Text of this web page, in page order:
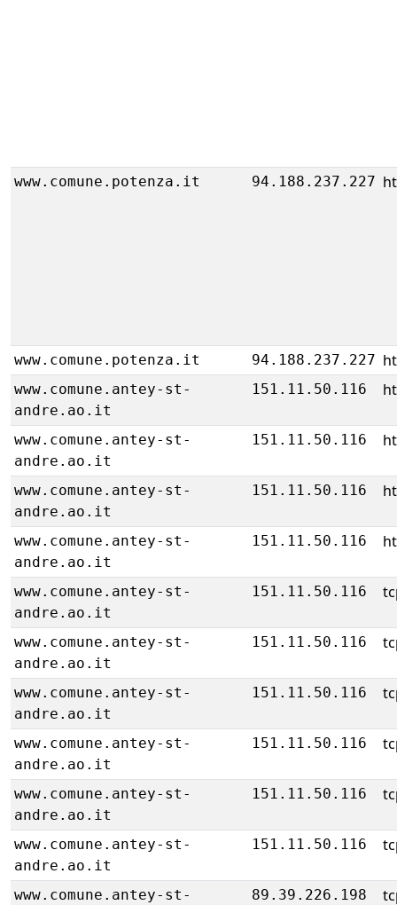
www.comune.potenza.it 94.188.237.227
www.comune.potenza.it 94.188.237.227
www.comune.antey-st-
andre.ao.it
151.11.50.116
www.comune.antey-st-
andre.ao.it
151.11.50.116
www.comune.antey-st-
andre.ao.it
151.11.50.116
www.comune.antey-st-
andre.ao.it
151.11.50.116
www.comune.antey-st-
andre.ao.it
151.11.50.116
www.comune.antey-st-
andre.ao.it
151.11.50.116
www.comune.antey-st-
andre.ao.it
151.11.50.116
www.comune.antey-st-
andre.ao.it
151.11.50.116
www.comune.antey-st-
andre.ao.it
151.11.50.116
www.comune.antey-st-
andre.ao.it
151.11.50.116
www.comune.antey-st-
89.39.226.198